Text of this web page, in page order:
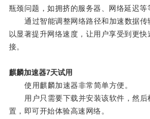
瓶颈问题，如拥挤的服务器、网络延迟等
通过智能调整网络路径和加速数据传
以显著提升网络速度，让用户享受到更
接。
麒麟加速器7天试用
使用麒麟加速器非常简单方便。
用户只需要下载并安装该软件，然后
置，即可开始体验高速网络。